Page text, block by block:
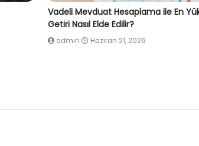
Vadeli Mevduat Hesaplama ile En
Getiri Nasıl Elde Edilir?
admin Haziran 21, 2026